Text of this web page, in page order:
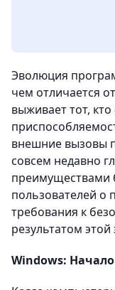
Эволюция
чем отличается
выживает тот,
внешние вызовы
совсем недавно
преимуществами
пользователей о
требования к
результатом
Windows: Начало